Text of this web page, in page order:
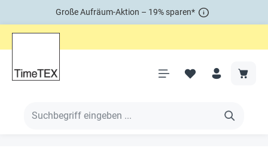
Große Aufräum-Aktion – 19% sparen*